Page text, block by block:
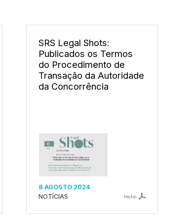
SRS Legal Shots:
Publicados os Termos
do Procedimento de
Transação da Autoridade
da Concorrência
8 AGOSTO 2024
NOTÍCIAS
inclui